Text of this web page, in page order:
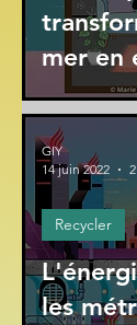
mer en
les
Recycler
GIY
14 juin 2022